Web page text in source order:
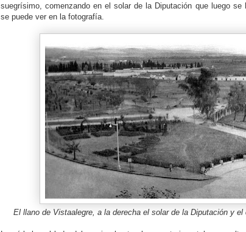
suegrísimo, comenzando en el solar de la Diputación que luego se
se puede ver en la fotografía.
El llano de Vistaalegre, a la derecha el solar de la Diputación y el